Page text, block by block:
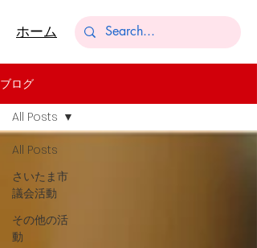
​ホーム
ブログ
All Posts
さいたま市
議会活動
その他の活
動
All Posts